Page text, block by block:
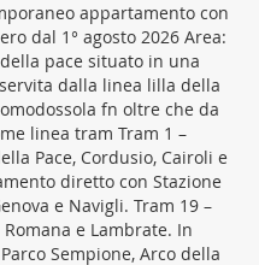
appartamento con
dal 1° agosto 2026 Area:
pace situato in una
dalla linea lilla della
fn oltre che da
linea tram Tram 1 –
Pace, Cordusio, Cairoli e
diretto con Stazione
e Navigli. Tram 19 –
e Lambrate. In
Sempione, Arco della